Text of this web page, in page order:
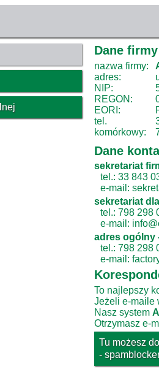
Dane
nazwa firmy:
adres:
NIP:
REGON:
EORI:
tel.
komórkowy:
Dane
sekretariat
tel.: 33 843
e-mail:
sekretariat
tel.: 798 298
e-mail:
adres ogólny
tel.: 798 298
e-mail:
To najlepszy
Jeżeli e-maile
Nasz system
Otrzymasz e-
Tu możesz
-